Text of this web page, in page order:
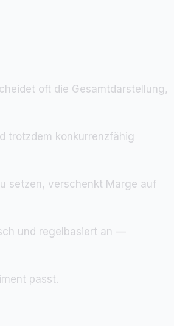
oft die Gesamtdarstellung,
trotzdem konkurrenzfähig
setzen, verschenkt Marge auf
und regelbasiert an —
passt.